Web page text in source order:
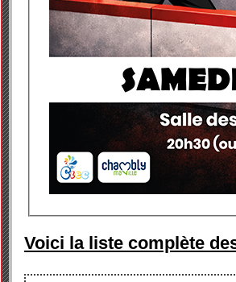
Voici la liste complète